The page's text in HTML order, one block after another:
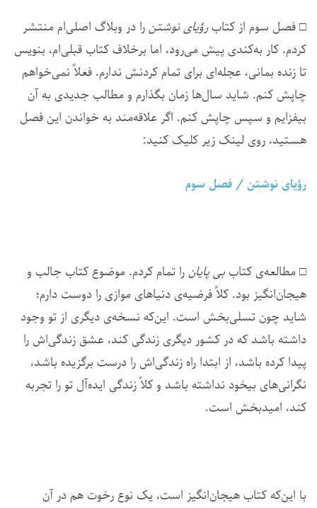
□ فصل سوم از کتابرؤیای نوشتنرا در وبلاگ اصلی‌ام منتشر
کردم. کار به‌کندی پیش می‌رود، اما برخلاف کتاب قبلی‌ام، بنویس
تا زنده بمانی، عجله‌ای برای تمام کردنش ندارم. فعلاً نمی‌خواهم
چاپش کنم. شاید سال‌ها زمان بگذارم و مطالب جدیدی به آن
بیفزایم و سپس چاپش کنم. اگر علاقه‌مند به خواندن این فصل
هستید، روی لینک زیر کلیک کنید:
رؤیای نوشتن / فصل سوم
□ مطالعه‌ی کتاببی پایانرا تمام کردم. موضوع کتاب جالب و
هیجان‌انگیز بود. کلاً فرضیه‌ی دنیاهای موازی را دوست دارم؛
شاید چون تسلی‌بخش است. این‌که نسخه‌ی دیگری از تو وجود
داشته باشد که در کشور دیگری زندگی کند، عشق زندگی‌اش را
پیدا کرده باشد، از ابتدا راه زندگی‌اش را درست برگزیده باشد،
نگرانی‌های بیخود نداشته باشد و کلاً زندگی ایده‌آل تو را تجربه
کند، امید‌بخش است.
با این‌که کتاب هیجان‌انگیز است، یک نوع رخوت هم در آن